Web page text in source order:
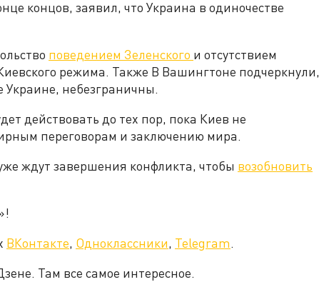
концов, заявил, что Украина в одиночестве
поведением Зеленского и отсутствием
режима. Также В Вашингтоне подчеркнули,
небезграничны.
действовать до тех пор, пока Киев не
переговорам и заключению мира.
ждут завершения конфликта, чтобы возобновить
ВКонтакте, Одноклассники, Telegram.
Там все самое интересное.